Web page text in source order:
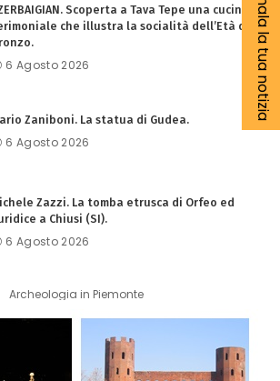
Scoperta a Tava Tepe una cucina
che illustra la socialità dell’Età del
6 Agosto 2026
Zaniboni. La statua di Gudea.
6 Agosto 2026
Zazzi. La tomba etrusca di Orfeo ed
a Chiusi (SI).
6 Agosto 2026
Archeologia in Piemonte
Segnala la tua notizia